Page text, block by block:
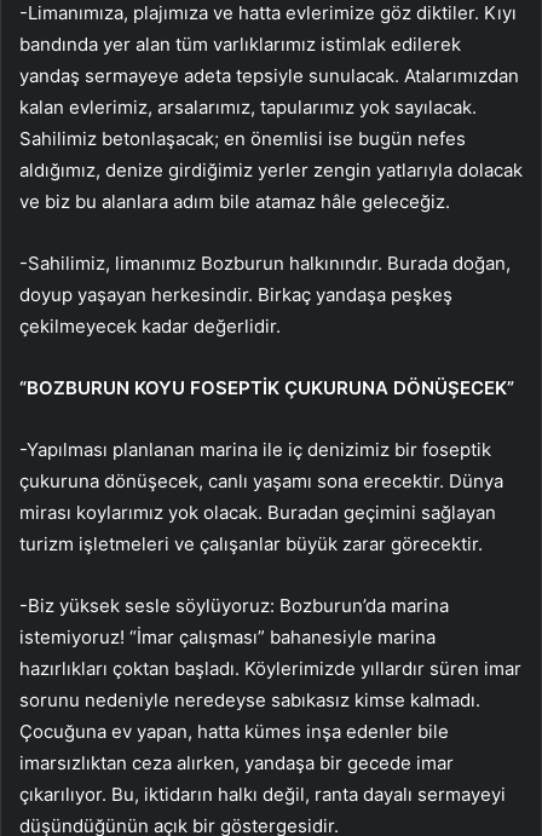
-Limanımıza, plajımıza ve hatta evlerimize göz diktiler. Kıyı
bandında yer alan tüm varlıklarımız istimlak edilerek
yandaş sermayeye adeta tepsiyle sunulacak. Atalarımızdan
kalan evlerimiz, arsalarımız, tapularımız yok sayılacak.
Sahilimiz betonlaşacak; en önemlisi ise bugün nefes
aldığımız, denize girdiğimiz yerler zengin yatlarıyla dolacak
ve biz bu alanlara adım bile atamaz hâle geleceğiz.
-Sahilimiz, limanımız Bozburun halkınındır. Burada doğan,
doyup yaşayan herkesindir. Birkaç yandaşa peşkeş
çekilmeyecek kadar değerlidir.
“BOZBURUN KOYU FOSEPTİK ÇUKURUNA DÖNÜŞECEK”
-Yapılması planlanan marina ile iç denizimiz bir foseptik
çukuruna dönüşecek, canlı yaşamı sona erecektir. Dünya
mirası koylarımız yok olacak. Buradan geçimini sağlayan
turizm işletmeleri ve çalışanlar büyük zarar görecektir.
-Biz yüksek sesle söylüyoruz: Bozburun’da marina
istemiyoruz! “İmar çalışması” bahanesiyle marina
hazırlıkları çoktan başladı. Köylerimizde yıllardır süren imar
sorunu nedeniyle neredeyse sabıkasız kimse kalmadı.
Çocuğuna ev yapan, hatta kümes inşa edenler bile
imarsızlıktan ceza alırken, yandaşa bir gecede imar
çıkarılıyor. Bu, iktidarın halkı değil, ranta dayalı sermayeyi
düşündüğünün açık bir göstergesidir.